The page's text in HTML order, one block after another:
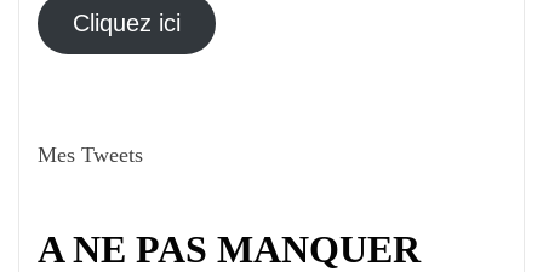
électronique
Cliquez ici
Mes Tweets
A NE PAS MANQUER